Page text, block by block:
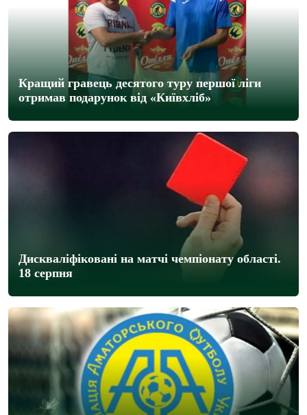
Кращий гравець десятого туру першої ліги
отримав подарунок від «Київхліб»
Дискваліфіковані на матчі чемпіонату області.
18 cерпня